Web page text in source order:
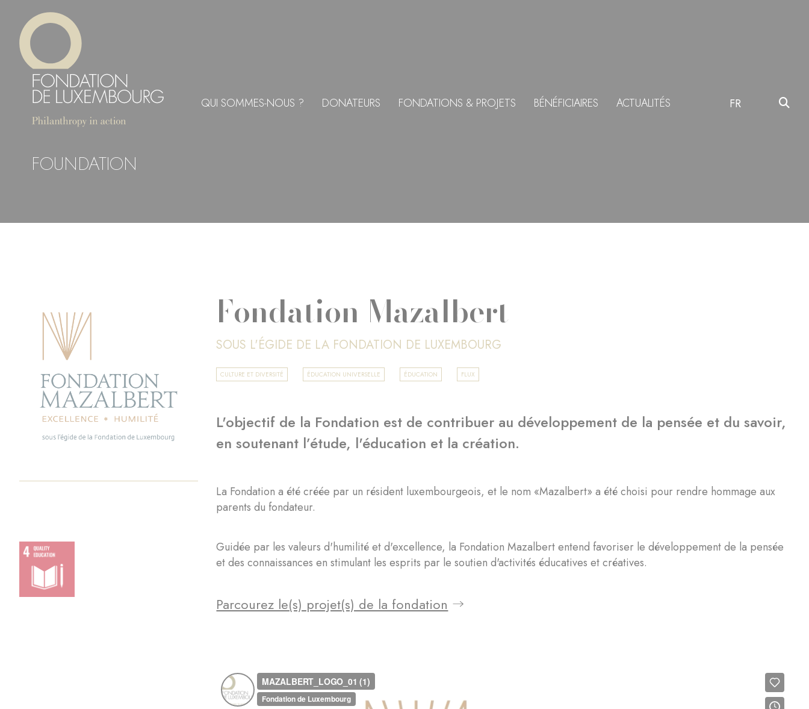
contenu
principal
QUI SOMMES-NOUS ? DONATEURS FONDATIONS & PROJETS BÉNÉFICIAIRES ACTUALITÉS FR
FOUNDATION
Fondation Mazalbert
SOUS L'ÉGIDE DE LA FONDATION DE LUXEMBOURG
CULTURE ET DIVERSITÉ ÉDUCATION UNIVERSELLE ÉDUCATION FLUX
L'objectif de la Fondation est de contribuer au développement de la pensée et du savoir,
en soutenant l’étude, l'éducation et la création.
La Fondation a été créée par un résident luxembourgeois, et le nom «Mazalbert» a été choisi pour rendre hommage aux
parents du fondateur.
Guidée par les valeurs d'humilité et d'excellence, la Fondation Mazalbert entend favoriser le développement de la pensée
et des connaissances en stimulant les esprits par le soutien d'activités éducatives et créatives.
Parcourez le(s) projet(s) de la fondation